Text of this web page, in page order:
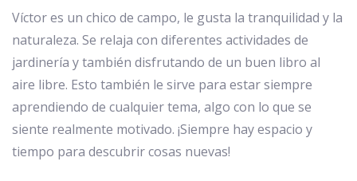
Víctor es un chico de campo, le gusta la tranquilidad y la
naturaleza. Se relaja con diferentes actividades de
jardinería y también disfrutando de un buen libro al
aire libre. Esto también le sirve para estar siempre
aprendiendo de cualquier tema, algo con lo que se
siente realmente motivado. ¡Siempre hay espacio y
tiempo para descubrir cosas nuevas!